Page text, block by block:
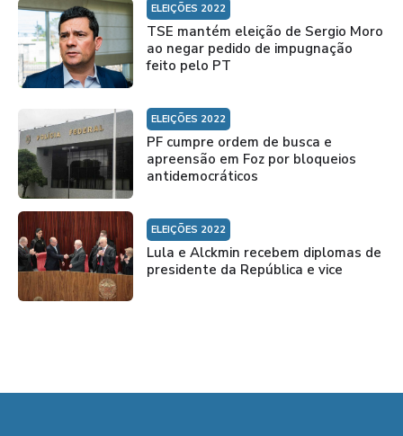
ELEIÇÕES 2022
TSE mantém eleição de Sergio Moro
ao negar pedido de impugnação
feito pelo PT
ELEIÇÕES 2022
PF cumpre ordem de busca e
apreensão em Foz por bloqueios
antidemocráticos
ELEIÇÕES 2022
Lula e Alckmin recebem diplomas de
presidente da República e vice